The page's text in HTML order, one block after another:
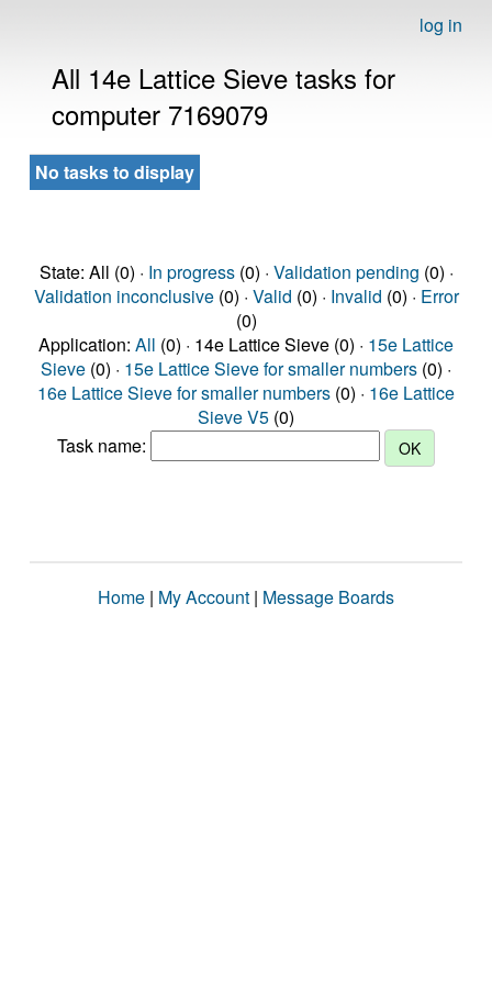
log in
All 14e Lattice Sieve tasks for
computer 7169079
No tasks to display
State: All (0) · In progress(0) · Validation pending (0) ·
Validation inconclusive(0) · Valid (0) · Invalid (0) · Error
(0)
Application: All (0) · 14e Lattice Sieve (0) · 15e Lattice
Sieve (0) · 15e Lattice Sieve for smaller numbers (0) ·
16e Lattice Sieve for smaller numbers (0) · 16e Lattice
Sieve V5 (0)
Task name:
Home | My Account | Message Boards